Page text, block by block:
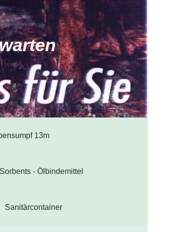
13m
Sorbents - Ölbindemittel
Sanitärcontainer